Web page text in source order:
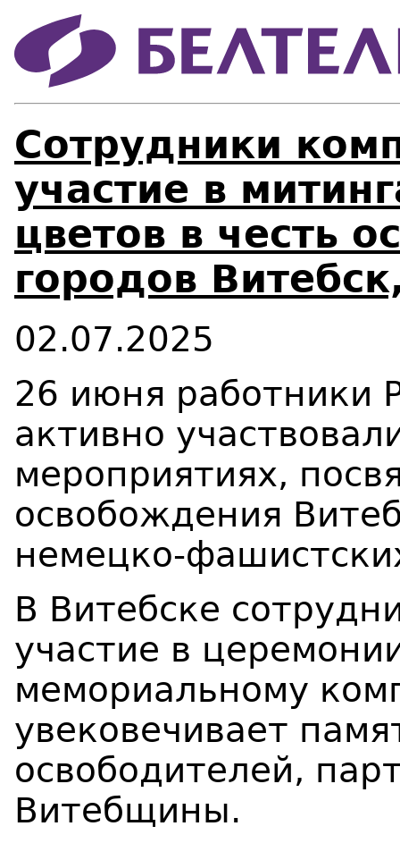
Сотрудники
участие в
цветов в честь
городов
02.07.2025
26 июня работники
активно
мероприятиях,
освобождения
немецко-
В Витебске
участие в
мемориальному
увековечивает
освободителей,
Витебщины.